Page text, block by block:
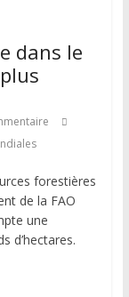
dans le
forestières
de la FAO
une
d’hectares.